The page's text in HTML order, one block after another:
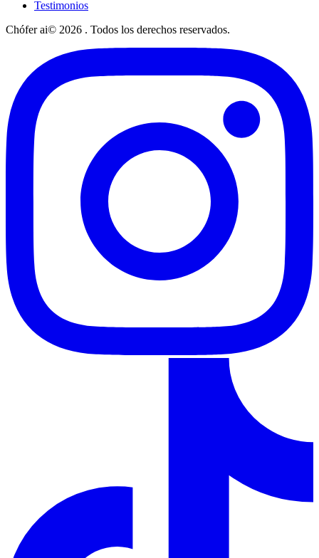
Testimonios
Chófer ai© 2026 . Todos los derechos reservados.